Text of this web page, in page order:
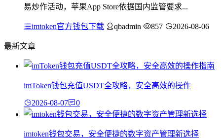
易炒作活动，苹果App Store依据国内监管要求...
imtoken官方钱包下载 qbadmin 857 2026-08-06
最新文章
imToken钱包充值USDT全攻略，安全高效的操作
2026-08-07 0
imtoken钱包交易，安全便捷的数字资产管理新选择